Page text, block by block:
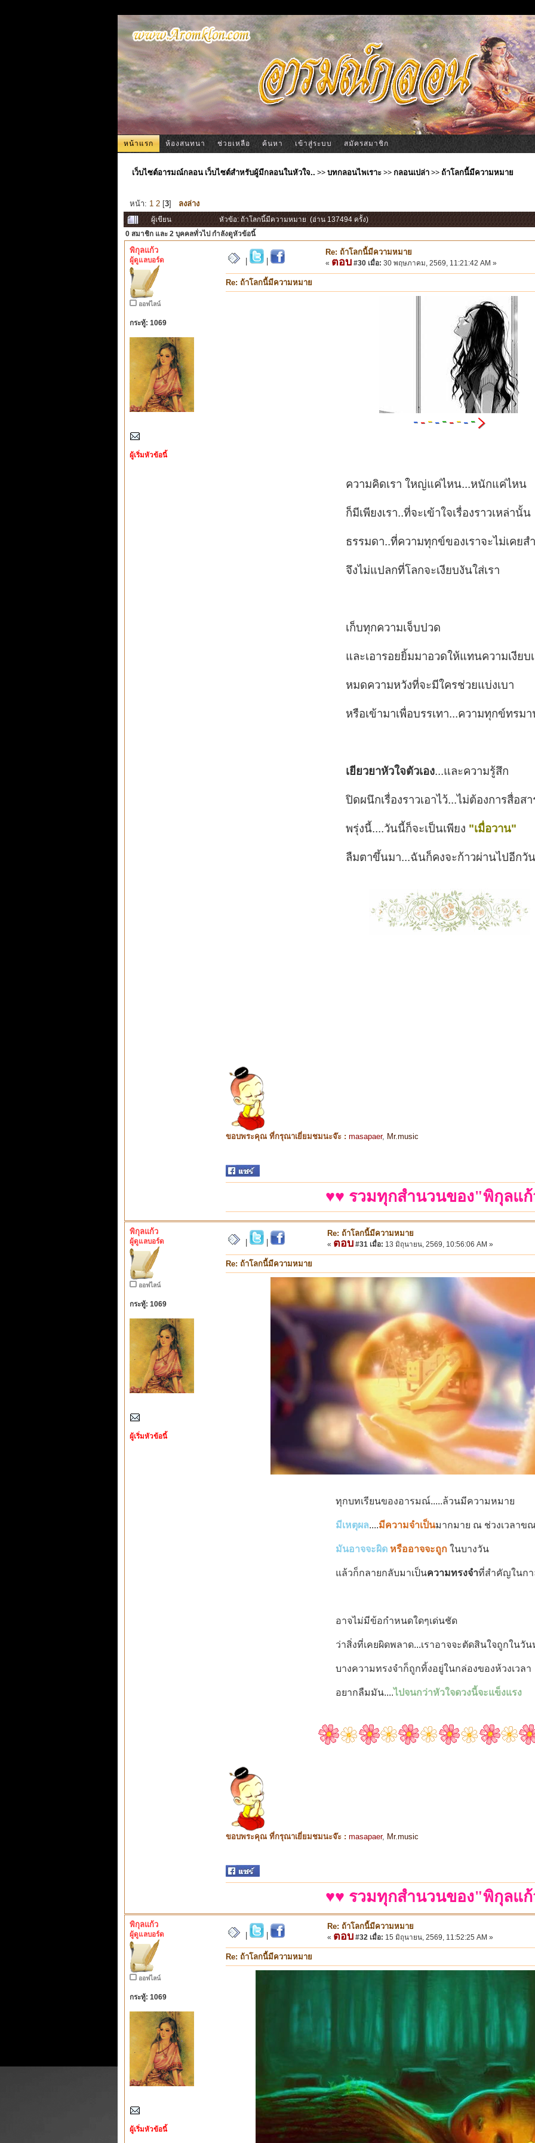
หน้าแรก ห้องสนทนา ช่วยเหลือ ค้นหา เข้าสู่ระบบ สมัครสมาชิก
เว็บไซต์อารมณ์กลอน เว็บไซต์สำหรับผู้มีกลอนในหัวใจ.. >>บทกลอนไพเราะ>>กลอนเปล่า>> ถ้าโลกนี้มีความหมาย
หน้า: 1 2 [3] ลงล่าง
ผู้เขียน
หัวข้อ: ถ้าโลกนี้มีความหมาย (อ่าน 137494 ครั้ง)
0 สมาชิก และ 2 บุคคลทั่วไป กำลังดูหัวข้อนี้
พิกุลแก้ว
ผู้ดูแลบอร์ด
ออฟไลน์
กระทู้: 1069
ผู้เริ่มหัวข้อนี้
Re: ถ้าโลกนี้มีความหมาย
« ตอบ #30 เมื่อ: 30 พฤษภาคม, 2569, 11:21:42 AM »
Re: ถ้าโลกนี้มีความหมาย
ความคิดเรา ใหญ่แค่ไหน...หนักแค่ไหน
ก็มีเพียงเรา..ที่จะเข้าใจเรื่องราวเหล่านั้น
ธรรมดา..ที่ความทุกข์ของเราจะไม่เคย
จึงไม่แปลกที่โลกจะเงียบงันใส่เรา
เก็บทุกความเจ็บปวด
และเอารอยยิ้มมาอวดให้แทนความเงียบ
หมดความหวังที่จะมีใครช่วยแบ่งเบา
หรือเข้ามาเพื่อบรรเทา...ความทุกข์ทรม
เยียวยาหัวใจตัวเอง...และความรู้สึก
ปิดผนึกเรื่องราวเอาไว้...ไม่ต้องการสื่อสา
พรุ่งนี้....วันนี้ก็จะเป็นเพียง "เมื่อวาน"
ลืมตาขึ้นมา...ฉันก็คงจะก้าวผ่านไปอีกวัน
ขอบพระคุณ ที่กรุณาเยี่ยมชมนะจ๊ะ : masapaer, Mr.music
♥♥ รวมทุกสำนวนของ"พิกุลแ
พิกุลแก้ว
ผู้ดูแลบอร์ด
ออฟไลน์
กระทู้: 1069
ผู้เริ่มหัวข้อนี้
Re: ถ้าโลกนี้มีความหมาย
« ตอบ #31 เมื่อ: 13 มิถุนายน, 2569, 10:56:06 AM »
Re: ถ้าโลกนี้มีความหมาย
ทุกบทเรียนของอารมณ์.....ล้วนมีความหมาย
มีเหตุผล....มีความจำเป็นมากมาย ณ ช่วงเวลาข
มันอาจจะผิด หรืออาจจะถูกในบางวัน
แล้วก็กลายกลับมาเป็นความทรงจำที่สำคัญในก
อาจไม่มีข้อกำหนดใดๆเด่นชัด
ว่าสิ่งที่เคยผิดพลาด...เราอาจจะตัดสินใจถูกในวั
บางความทรงจำก็ถูกทิ้งอยู่ในกล่องของห้วงเวลา
อยากลืมมัน....ไปจนกว่าหัวใจดวงนี้จะแข็งแรง
ขอบพระคุณ ที่กรุณาเยี่ยมชมนะจ๊ะ : masapaer, Mr.music
♥♥ รวมทุกสำนวนของ"พิกุลแ
พิกุลแก้ว
ผู้ดูแลบอร์ด
ออฟไลน์
กระทู้: 1069
ผู้เริ่มหัวข้อนี้
Re: ถ้าโลกนี้มีความหมาย
« ตอบ #32 เมื่อ: 15 มิถุนายน, 2569, 11:52:25 AM »
Re: ถ้าโลกนี้มีความหมาย